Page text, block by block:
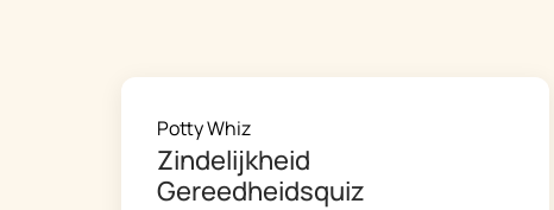
Potty Whiz
Zindelijkheid
Gereedheidsquiz